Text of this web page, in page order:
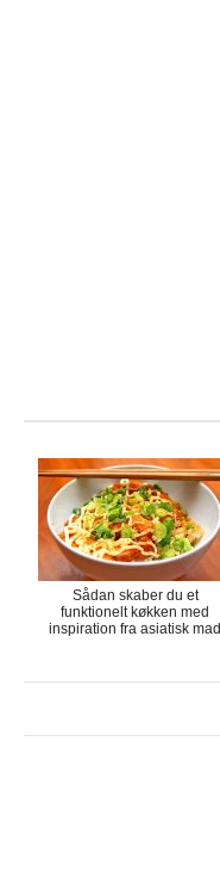
Sådan skaber du et
funktionelt køkken med
inspiration fra asiatisk mad